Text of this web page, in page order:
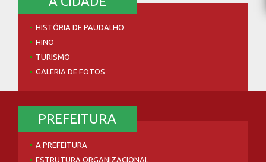
HISTÓRIA DE PAUDALHO
HINO
TURISMO
GALERIA DE FOTOS
PREFEITURA
A PREFEITURA
ESTRUTURA ORGANIZACIONAL